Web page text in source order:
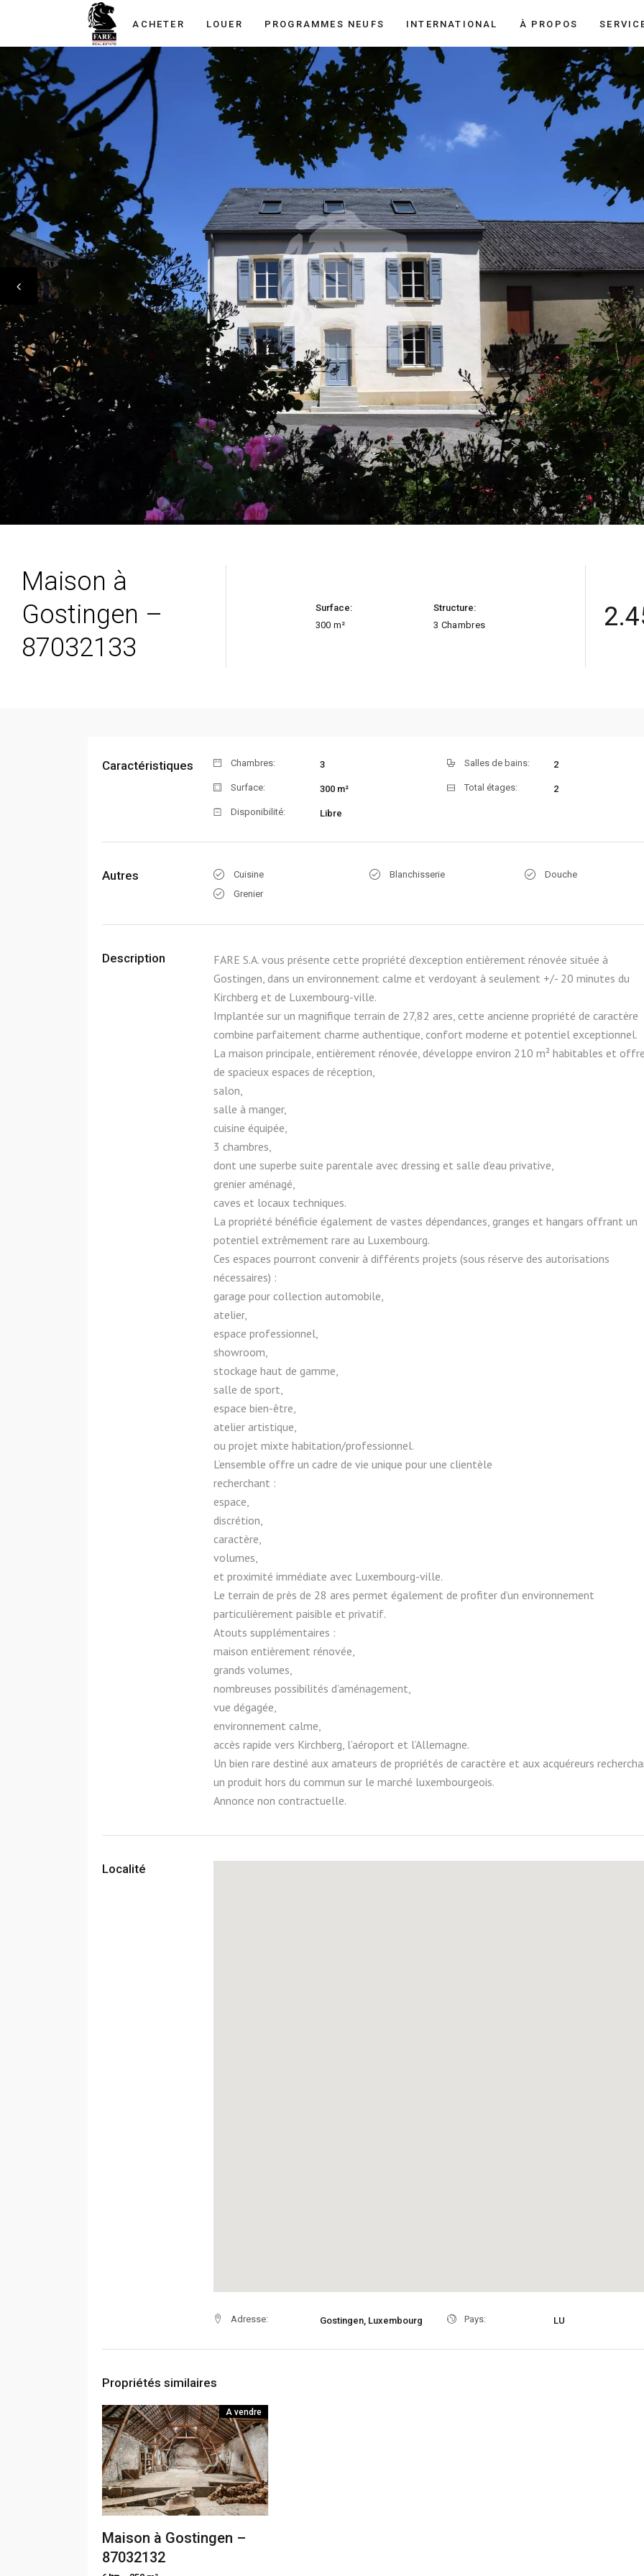
ACHETER LOUER PROGRAMMES NEUFS INTERNATIONAL À PROPOS
Maison à
Gostingen –
87032133
Surface:
300 m²
Structure:
3 Chambres
Caractéristiques Chambres: 3 Salles de bains: 2
Surface: 300 m² Total étages: 2
Disponibilité: Libre
Autres Cuisine Blanchisserie
Douche
Grenier
Description
FARE S.A. vous présente cette propriété d’exception entièrement rénovée située à
Gostingen, dans un environnement calme et verdoyant à seulement +/- 20 minutes du
Kirchberg et de Luxembourg-ville.
Implantée sur un magnifique terrain de 27,82 ares, cette ancienne propriété de caractère
combine parfaitement charme authentique, confort moderne et potentiel exceptionnel.
La maison principale, entièrement rénovée, développe environ 210 m² habitables et
de spacieux espaces de réception,
salon,
salle à manger,
cuisine équipée,
3 chambres,
dont une superbe suite parentale avec dressing et salle d’eau privative,
grenier aménagé,
caves et locaux techniques.
La propriété bénéficie également de vastes dépendances, granges et hangars offrant un
potentiel extrêmement rare au Luxembourg.
Ces espaces pourront convenir à différents projets (sous réserve des autorisations
nécessaires) :
garage pour collection automobile,
atelier,
espace professionnel,
showroom,
stockage haut de gamme,
salle de sport,
espace bien-être,
atelier artistique,
ou projet mixte habitation/professionnel.
L’ensemble offre un cadre de vie unique pour une clientèle
recherchant :
espace,
discrétion,
caractère,
volumes,
et proximité immédiate avec Luxembourg-ville.
Le terrain de près de 28 ares permet également de profiter d’un environnement
particulièrement paisible et privatif.
Atouts supplémentaires :
maison entièrement rénovée,
grands volumes,
nombreuses possibilités d’aménagement,
vue dégagée,
environnement calme,
accès rapide vers Kirchberg, l’aéroport et l’Allemagne.
Un bien rare destiné aux amateurs de propriétés de caractère et aux acquéreurs
un produit hors du commun sur le marché luxembourgeois.
Annonce non contractuelle.
Localité
Adresse: Gostingen, Luxembourg Pays: LU
Propriétés similaires
A vendre
Maison à Gostingen –
87032132